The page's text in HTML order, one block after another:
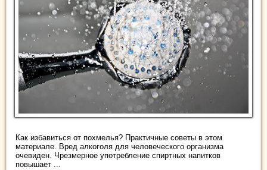
Как избавиться от похмелья? Практичные советы в этом
материале. Вред алкоголя для человеческого организма
очевиден. Чрезмерное употребление спиртных напитков
повышает ...